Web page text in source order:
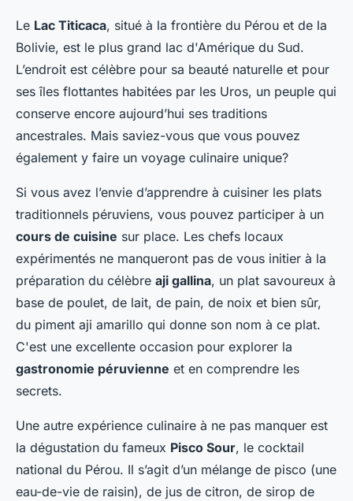
Le Lac Titicaca, situé à la frontière du Pérou et de la
Bolivie, est le plus grand lac d'Amérique du Sud.
L’endroit est célèbre pour sa beauté naturelle et pour
ses îles flottantes habitées par les Uros, un peuple qui
conserve encore aujourd’hui ses traditions
ancestrales. Mais saviez-vous que vous pouvez
également y faire un voyage culinaire unique?
Si vous avez l’envie d’apprendre à cuisiner les plats
traditionnels péruviens, vous pouvez participer à un
cours de cuisine sur place. Les chefs locaux
expérimentés ne manqueront pas de vous initier à la
préparation du célèbre aji gallina, un plat savoureux à
base de poulet, de lait, de pain, de noix et bien sûr,
du piment aji amarillo qui donne son nom à ce plat.
C'est une excellente occasion pour explorer la
gastronomie péruvienne et en comprendre les
secrets.
Une autre expérience culinaire à ne pas manquer est
la dégustation du fameux Pisco Sour, le cocktail
national du Pérou. Il s’agit d’un mélange de pisco (une
eau-de-vie de raisin), de jus de citron, de sirop de